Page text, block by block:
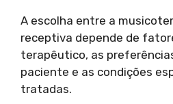
A escolha entre a
receptiva depende de
terapêutico, as
paciente e as condições
tratadas.